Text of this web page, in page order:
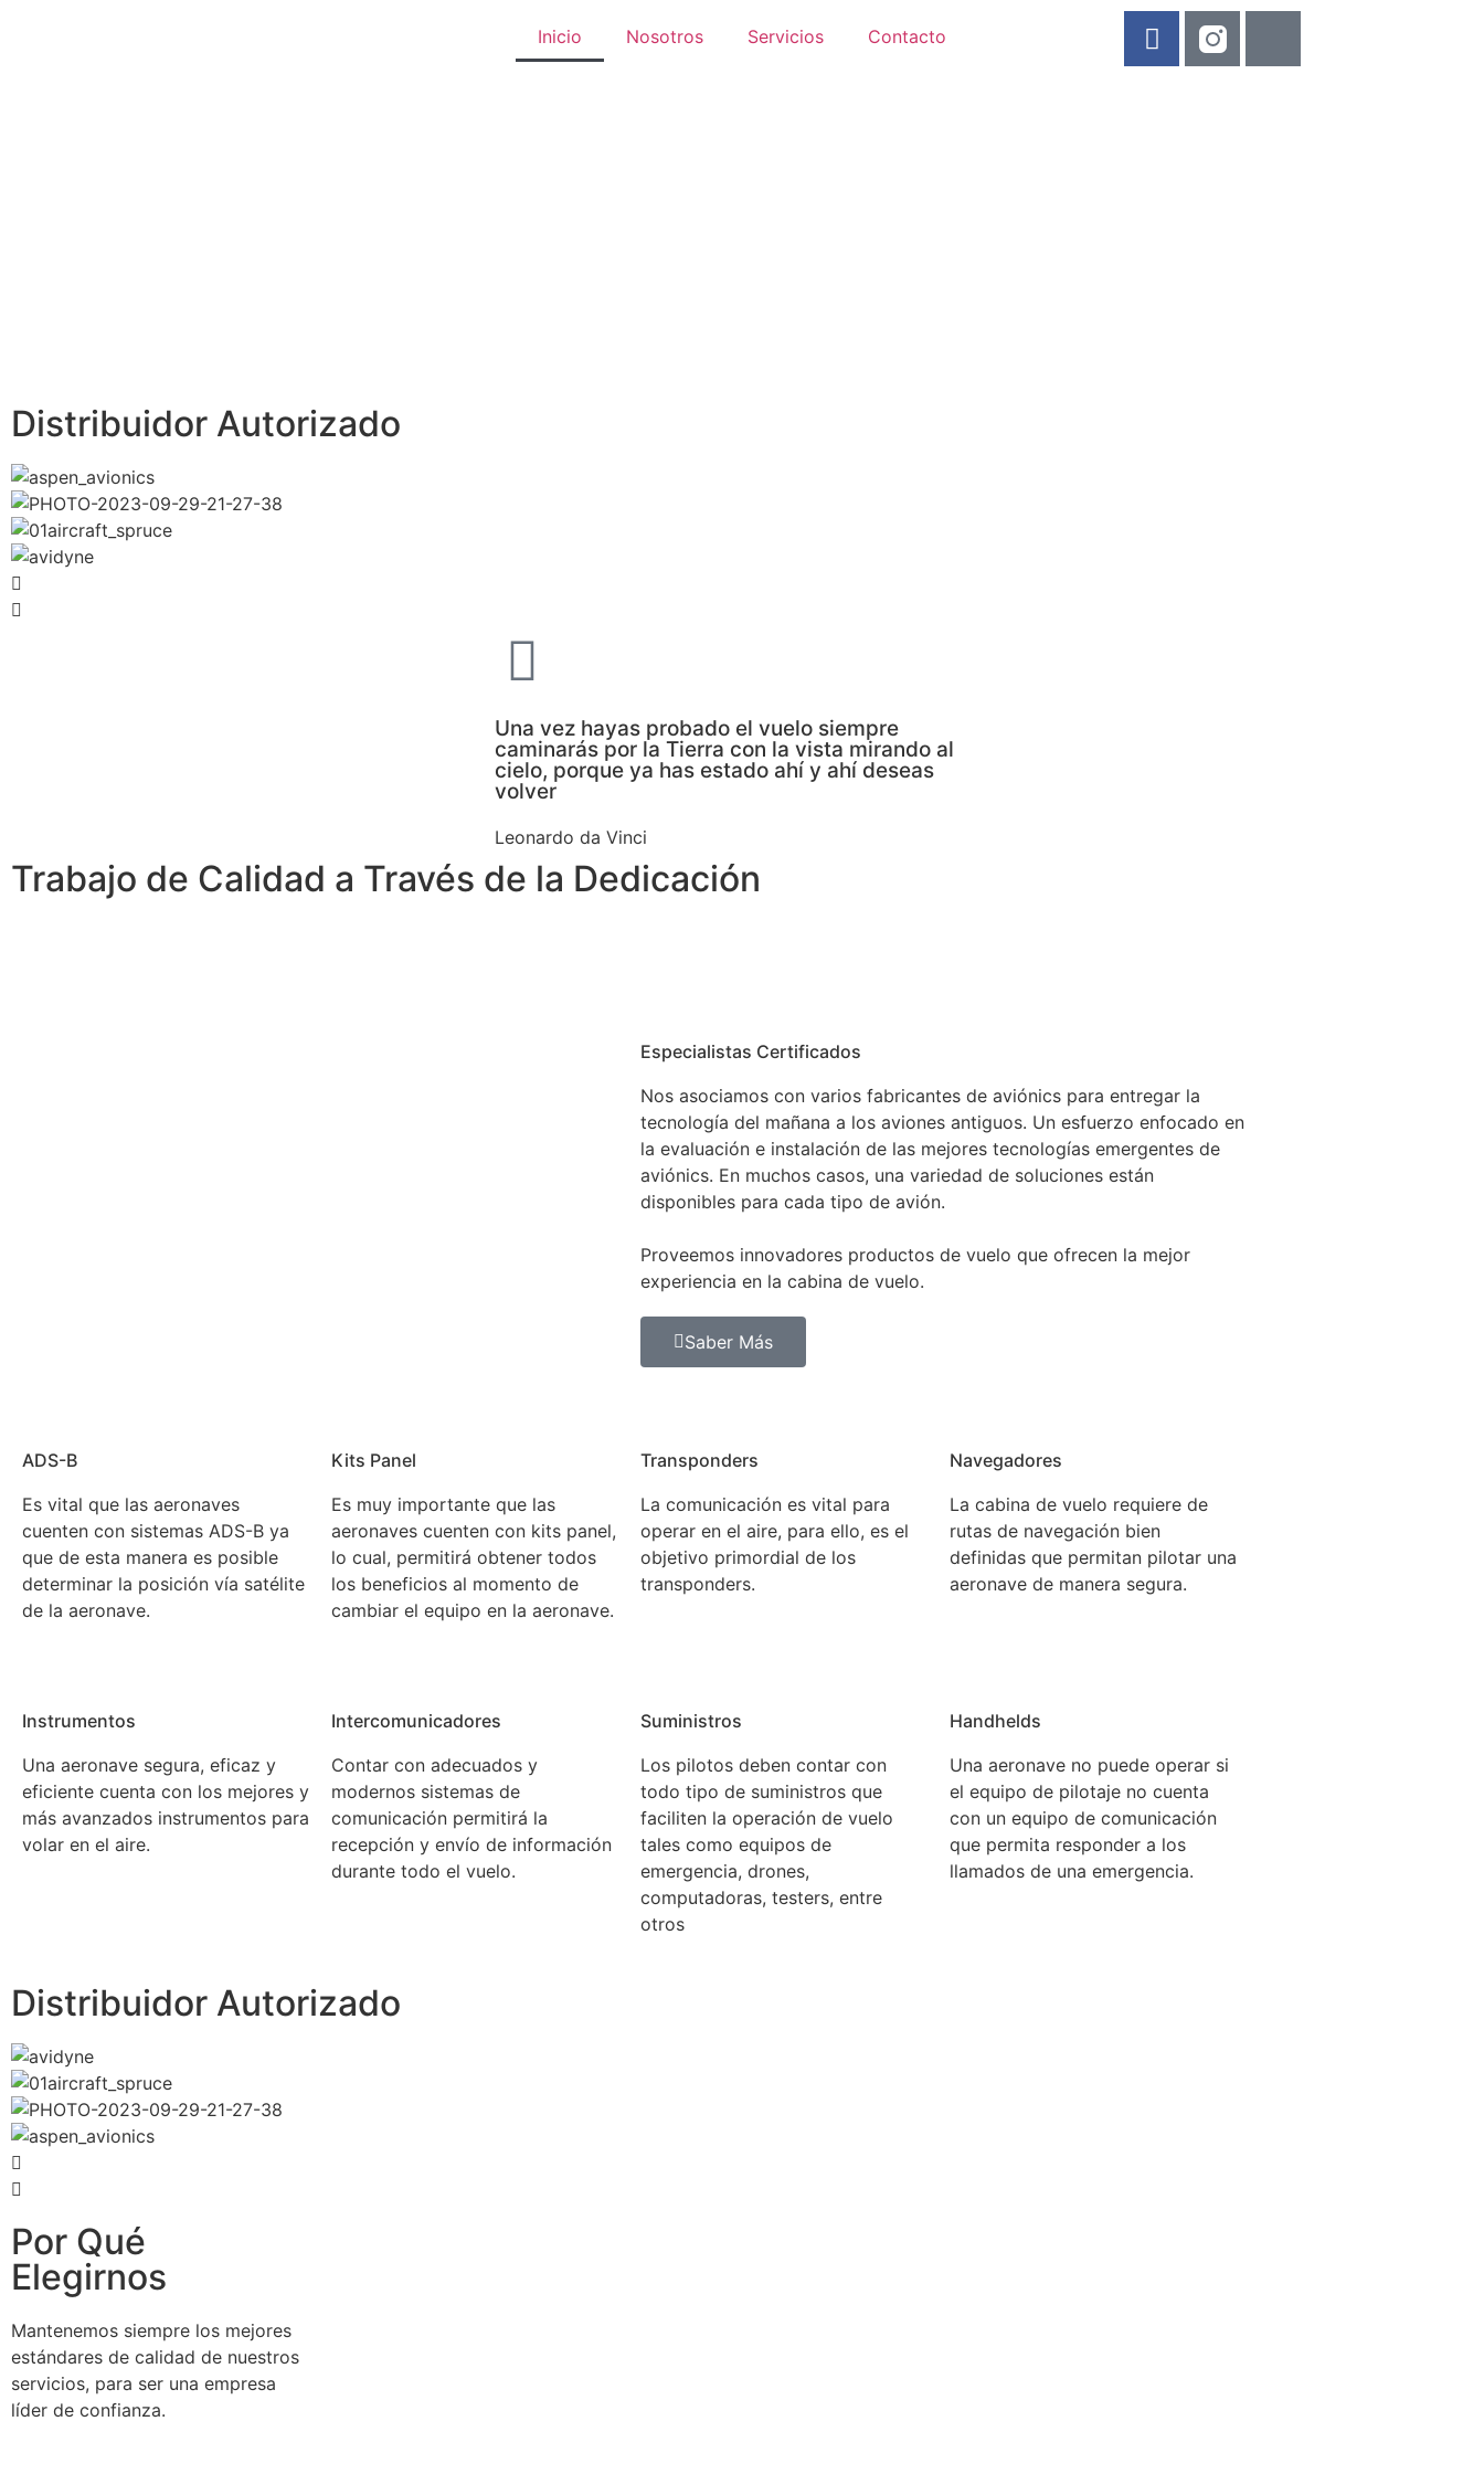
Inicio Nosotros Servicios Contacto
Distribuidor Autorizado
Una vez hayas probado el vuelo siempre
caminarás por la Tierra con la vista mirando al
cielo, porque ya has estado ahí y ahí deseas
volver
Leonardo da Vinci
Trabajo de Calidad a Través de la Dedicación
Especialistas Certificados
Nos asociamos con varios fabricantes de aviónics para entregar la
tecnología del mañana a los aviones antiguos. Un esfuerzo enfocado en
la evaluación e instalación de las mejores tecnologías emergentes de
aviónics. En muchos casos, una variedad de soluciones están
disponibles para cada tipo de avión.
Proveemos innovadores productos de vuelo que ofrecen la mejor
experiencia en la cabina de vuelo.
Saber Más
ADS-B
Es vital que las aeronaves
cuenten con sistemas ADS-B ya
que de esta manera es posible
determinar la posición vía satélite
de la aeronave.
Kits Panel
Es muy importante que las
aeronaves cuenten con kits panel,
lo cual, permitirá obtener todos
los beneficios al momento de
cambiar el equipo en la aeronave.
Transponders
La comunicación es vital para
operar en el aire, para ello, es el
objetivo primordial de los
transponders.
Navegadores
La cabina de vuelo requiere de
rutas de navegación bien
definidas que permitan pilotar una
aeronave de manera segura.
Instrumentos
Una aeronave segura, eficaz y
eficiente cuenta con los mejores y
más avanzados instrumentos para
volar en el aire.
Intercomunicadores
Contar con adecuados y
modernos sistemas de
comunicación permitirá la
recepción y envío de información
durante todo el vuelo.
Suministros
Los pilotos deben contar con
todo tipo de suministros que
faciliten la operación de vuelo
tales como equipos de
emergencia, drones,
computadoras, testers, entre
otros
Handhelds
Una aeronave no puede operar si
el equipo de pilotaje no cuenta
con un equipo de comunicación
que permita responder a los
llamados de una emergencia.
Distribuidor Autorizado
Por Qué
Elegirnos
Mantenemos siempre los mejores
estándares de calidad de nuestros
servicios, para ser una empresa
líder de confianza.